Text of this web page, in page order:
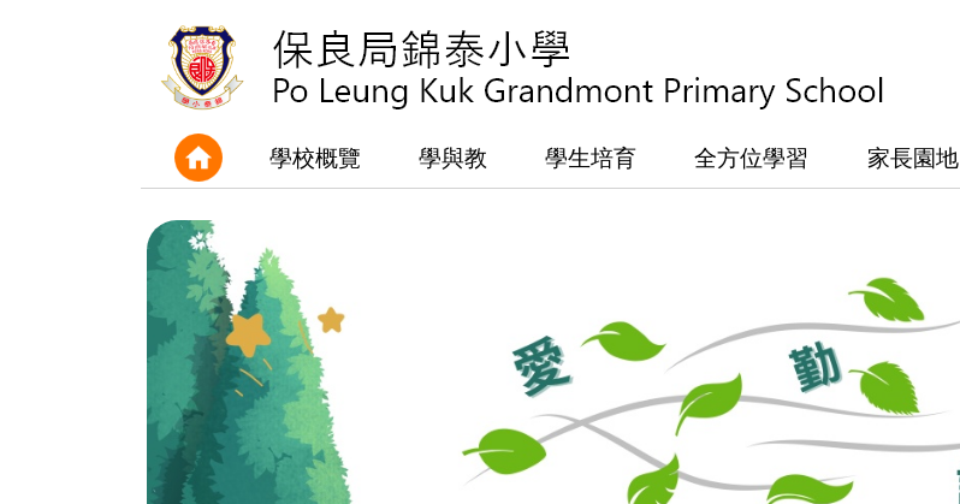
學校概覽 學與教 學生培育 全方位學習 家長園地